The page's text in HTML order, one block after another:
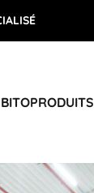
PRODUITS